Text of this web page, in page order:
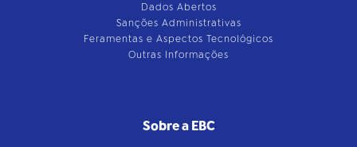
Dados Abertos
Sanções Administrativas
Feramentas e Aspectos Tecnológicos
Outras Informações
Sobre a EBC